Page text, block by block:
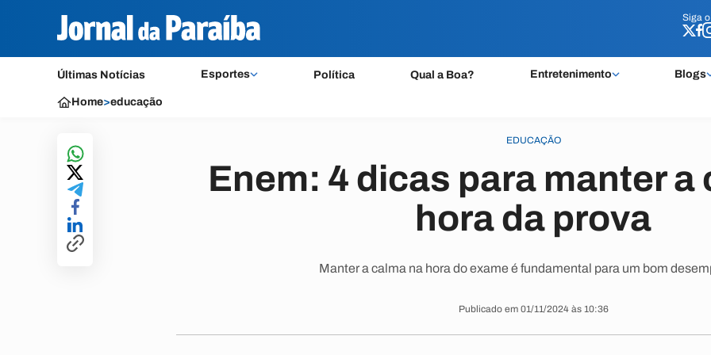
Siga o
Últimas Notícias Esportes Política Qual a Boa? Entretenimento Blogs
Siga o
Home>educação
EDUCAÇÃO
Enem: 4 dicas para manter a
hora da prova
Manter a calma na hora do exame é fundamental para um bom
Publicado em 01/11/2024 às 10:36